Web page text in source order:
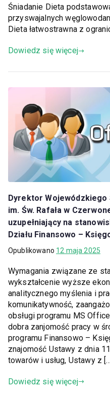
Śniadanie Dieta
przyswajalnych
Dieta łatwostrawna z
Dowiedz się więcej
Dyrektor
im. Św. Rafała w
uzupełniający na
Działu Finansowo –
Opublikowano 12 maja 2025
Wymagania związane ze
wykształcenie wyższe
analitycznego myślenia i
komunikatywność,
obsługi programu MS
dobra zanjomość pracy w
programu Finansowo –
znajomość Ustawy z dnia
towarów i usług, Ustawy z
Dowiedz się więcej